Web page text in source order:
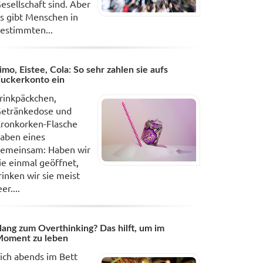
sind. Aber
gibt Menschen in
Eistee, Cola: So sehr zahlen sie aufs
ein
und
Flasche
eines
Haben wir
einmal geöffnet,
wir sie meist
zum Overthinking? Das hilft, um im
zu leben
abends im Bett